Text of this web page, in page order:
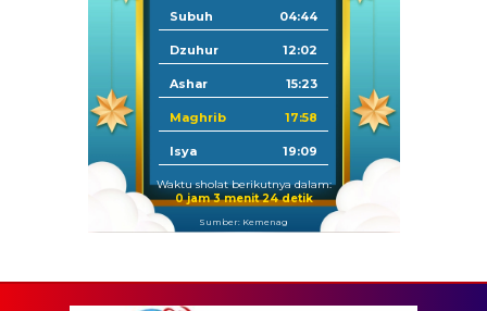
Subuh 04:44
Dzuhur 12:02
Ashar 15:23
Maghrib 17:58
Isya 19:09
Waktu sholat berikutnya dalam:
0 jam 3 menit 22 detik
Sumber: Kemenag